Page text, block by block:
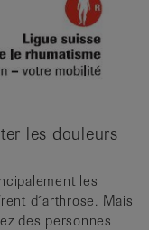
les douleurs
les
d´arthrose. Mais
des personnes